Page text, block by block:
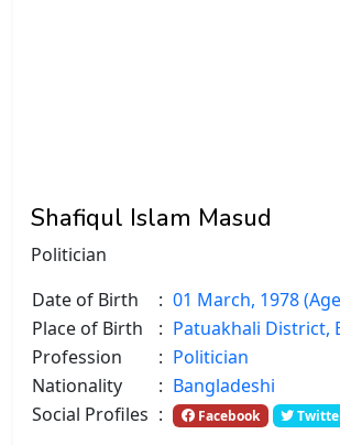
Shafiqul Islam Masud
Politician
Date of Birth
: 01 March, 1978
Place of Birth
: Patuakhali District,
Profession
: Politician
Nationality
: Bangladeshi
Social Profiles : Facebook